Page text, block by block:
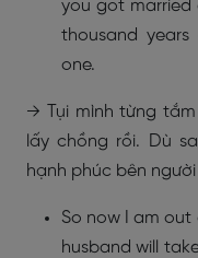
you got married
thousand
one.
→ Tụi mình từng
lấy chồng rồi. Dù
hạnh phúc bên
So now I am out
husband will